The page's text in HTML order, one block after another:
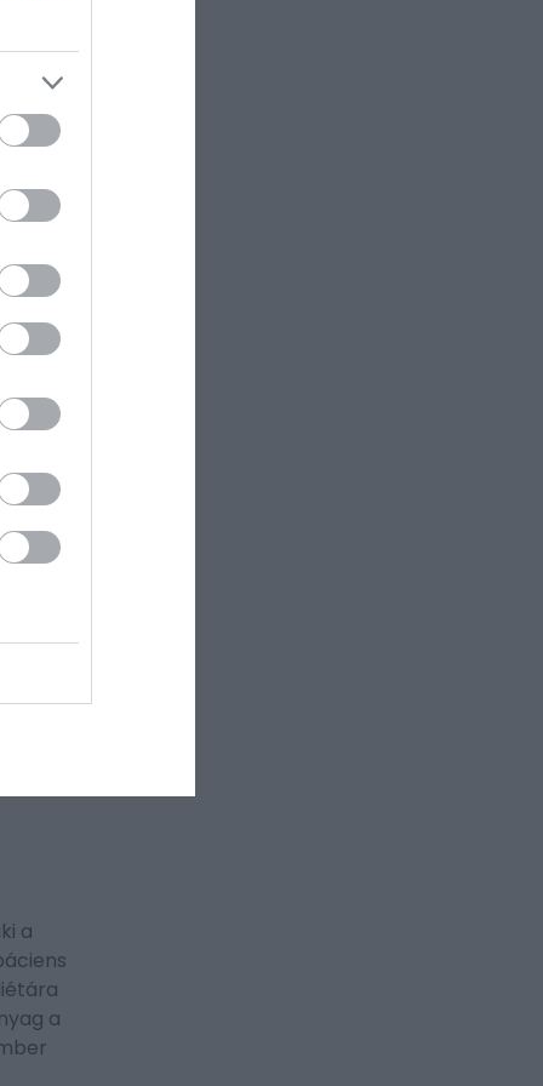
hogy
még
a
A
tünetet
a
a